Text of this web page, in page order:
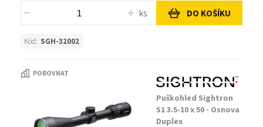
ks DO KOŠÍKU
Kód: SGH-32002
POROVNAT
Puškohled Sightron
S1 3.5-10 x 50 - Osnova
Duplex